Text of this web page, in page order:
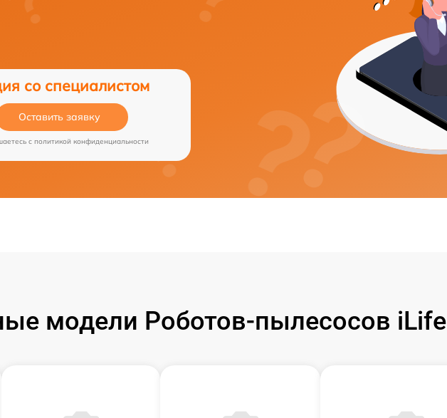
со специалистом
Оставить заявку
c политикой конфиденциальности
модели Роботов-пылесосов iLife